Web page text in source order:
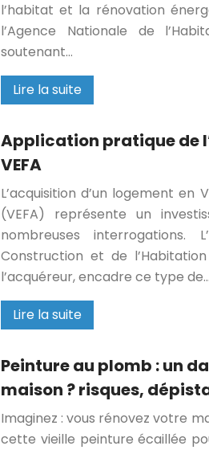
l’habitat et la rénovation
l’Agence Nationale de
soutenant…
Lire la suite
Application pratique de
VEFA
L’acquisition d’un logement en
(VEFA) représente un
nombreuses interrogations.
Construction et de
l’acquéreur, encadre ce type de…
Lire la suite
Peinture au plomb : un
maison ? risques,
Imaginez : vous rénovez votre
cette vieille peinture écaillée